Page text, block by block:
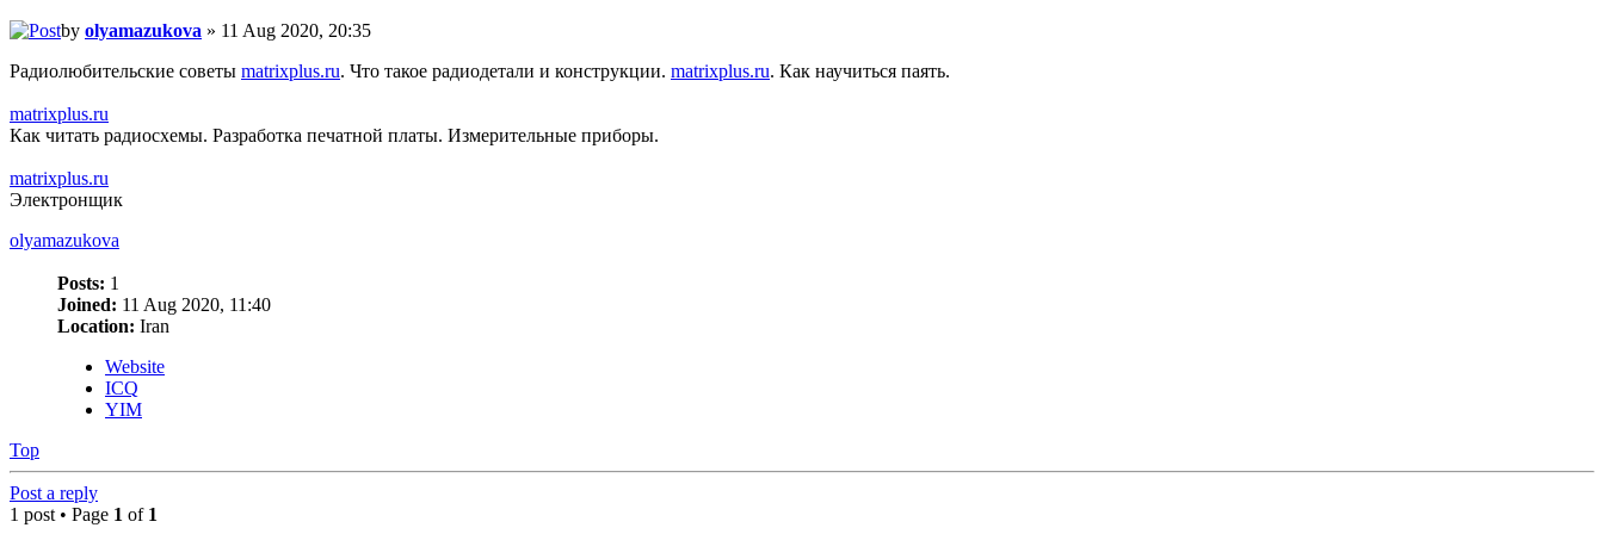
by olyamazukova » 11 Aug 2020, 20:35
Радиолюбительские советы matrixplus.ru. Что такое радиодетали и конструкции. matrixplus.ru. Как научиться паять.
matrixplus.ru
Как читать радиосхемы. Разработка печатной платы. Измерительные приборы.
matrixplus.ru
Электронщик
olyamazukova
Posts: 1
Joined: 11 Aug 2020, 11:40
Location: Iran
Website
ICQ
YIM
Top
Post a reply
1 post • Page 1 of 1